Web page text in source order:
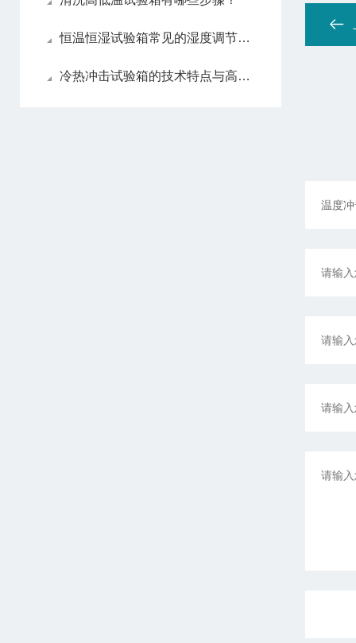
恒温恒湿试验箱常见的湿度调节方法
冷热冲击试验箱的技术特点与高性能设计